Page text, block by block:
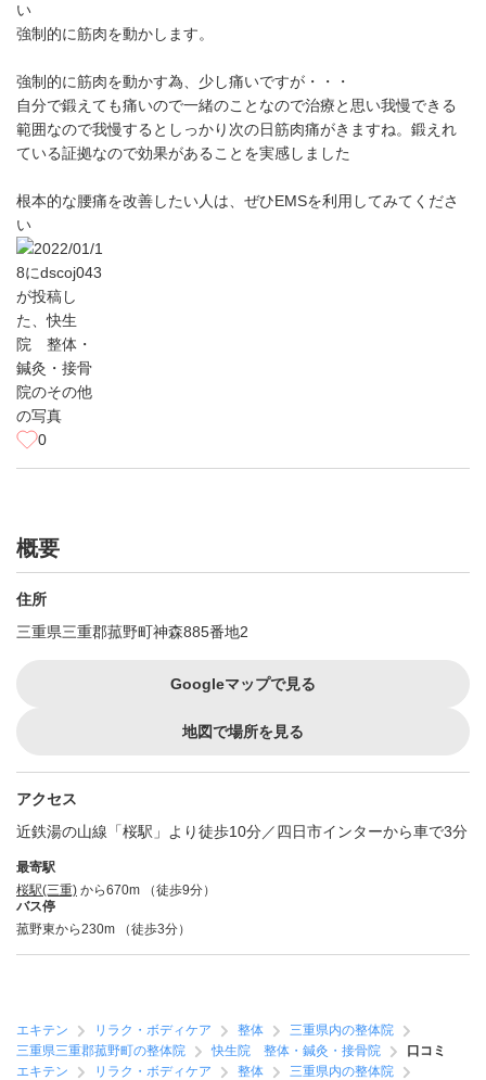
い
強制的に筋肉を動かします。
強制的に筋肉を動かす為、少し痛いですが・・・
自分で鍛えても痛いので一緒のことなので治療と思い我慢できる
範囲なので我慢するとしっかり次の日筋肉痛がきますね。鍛えれ
ている証拠なので効果があることを実感しました
根本的な腰痛を改善したい人は、ぜひEMSを利用してみてくださ
い
0
概要
住所
三重県三重郡菰野町神森885番地2
Googleマップで見る
地図で場所を見る
アクセス
近鉄湯の山線「桜駅」より徒歩10分／四日市インターから車で3分
最寄駅
桜駅(三重) から670m （徒歩9分）
バス停
菰野東から230m （徒歩3分）
エキテン リラク・ボディケア 整体
三重県内の整体院
三重県三重郡菰野町の整体院
快生院 整体・鍼灸・接骨院
口コミ
エキテン
リラク・ボディケア 整体
三重県内の整体院